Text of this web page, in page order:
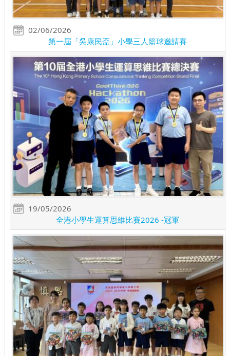
02/06/2026
第一屆「吳康民盃」小學三人籃球邀請賽
19/05/2026
全港小學生運算思維比賽2026 -冠軍